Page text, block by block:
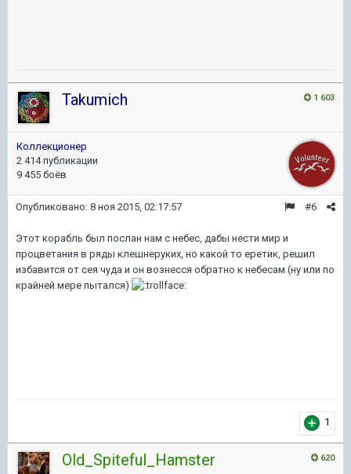
1 603
Takumich
Коллекционер
2 414 публикации
9 455 боёв
#6
Опубликовано: 8 ноя 2015, 02:17:57
Этот корабль был послан нам с небес, дабы нести мир и
процветания в ряды клешнеруких, но какой то еретик, решил
избавится от сея чуда и он вознесся обратно к небесам (ну или по
крайней мере пытался)
1
620
Old_Spiteful_Hamster